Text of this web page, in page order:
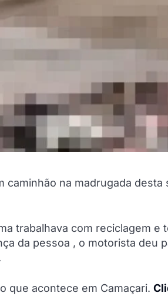
caminhão na madrugada
trabalhava com reciclagem e
da pessoa , o motorista deu
que acontece em Camaçari.